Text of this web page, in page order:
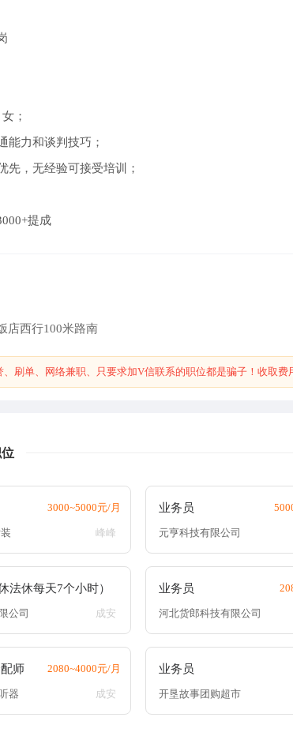
；
能力和谈判技巧；
先，无经验可接受培训；
提成
店西行100米路南
刷单、网络兼职、只要求加V信联系的职位都是骗子！收取费
3000~5000元/月
峰峰
业务员
元亨科技有限公司
法休每天7个小时）
2080~4500元/月
公司 成安
业务员
河北货郎科技有限公司
师 2080~4000元/月
器 成安
业务员
开垦故事团购超市